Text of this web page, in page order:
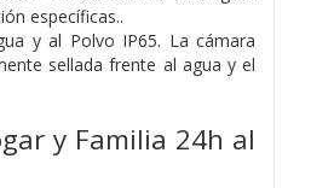
específicas..
y al Polvo IP65. La cámara
sellada frente al agua y el
y Familia 24h al